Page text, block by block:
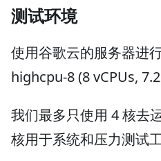
测试环境
使用谷歌云的服务器进
highcpu-8 (8 vCPUs,
我们最多只使用 4 核去
核用于系统和压力测试